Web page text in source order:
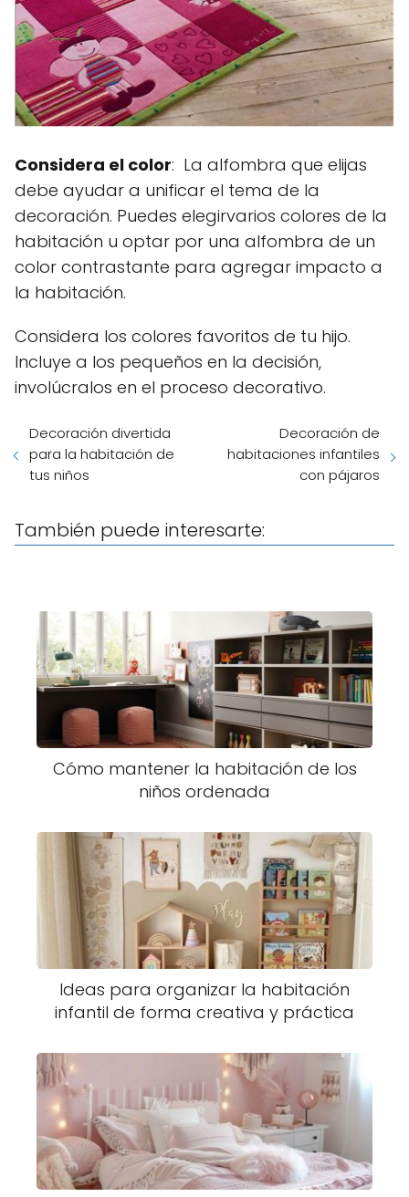
Considera el color: La alfombra que elijas
debe ayudar a unificar el tema de la
decoración. Puedes elegirvarios colores de la
habitación u optar por una alfombra de un
color contrastante para agregar impacto a
la habitación.
Considera los colores favoritos de tu hijo.
Incluye a los pequeños en la decisión,
involúcralos en el proceso decorativo.
Decoración divertida
para la habitación de
tus niños
Decoración de
habitaciones infantiles
con pájaros
También puede interesarte:
Cómo mantener la habitación de los
niños ordenada
Ideas para organizar la habitación
infantil de forma creativa y práctica